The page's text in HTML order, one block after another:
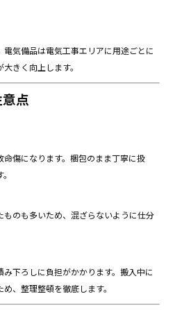
気備品は電気工事エリアに――用途ごとに
きく向上します。
点
傷になります。梱包のまま丁寧に扱
のも多いため、混ざらないように仕分
下ろしに負担がかかります。搬入中に
、整理整頓を徹底します。